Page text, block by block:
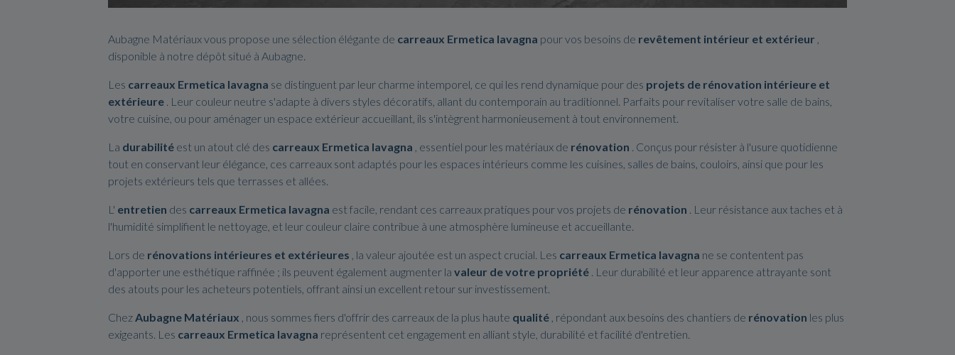
Aubagne Matériaux vous propose une sélection élégante de carreaux Ermetica lavagna pour vos besoins de revêtement intérieur et extérieur
disponible à notre dépôt situé à Aubagne.
Les carreaux Ermetica lavagna se distinguent par leur charme intemporel, ce qui les rend dynamique pour des projets de rénovation intérieure et
extérieure . Leur couleur neutre s'adapte à divers styles décoratifs, allant du contemporain au traditionnel. Parfaits pour revitaliser votre salle de bains,
votre cuisine, ou pour aménager un espace extérieur accueillant, ils s'intègrent harmonieusement à tout environnement.
La durabilité est un atout clé des carreaux Ermetica lavagna , essentiel pour les matériaux de rénovation . Conçus pour résister à l'usure quotidienne
tout en conservant leur élégance, ces carreaux sont adaptés pour les espaces intérieurs comme les cuisines, salles de bains, couloirs, ainsi que pour les
projets extérieurs tels que terrasses et allées.
L' entretien des carreaux Ermetica lavagna est facile, rendant ces carreaux pratiques pour vos projets de rénovation . Leur résistance aux taches et à
l'humidité simplifient le nettoyage, et leur couleur claire contribue à une atmosphère lumineuse et accueillante.
Lors de rénovations intérieures et extérieures , la valeur ajoutée est un aspect crucial. Les carreaux Ermetica lavagna ne se contentent pas
d'apporter une esthétique raffinée ; ils peuvent également augmenter la valeur de votre propriété . Leur durabilité et leur apparence attrayante sont
des atouts pour les acheteurs potentiels, offrant ainsi un excellent retour sur investissement.
ChezAubagne Matériaux , nous sommes fiers d'offrir des carreaux de la plus haute qualité , répondant aux besoins des chantiers de rénovation les plus
exigeants. Les carreaux Ermetica lavagna représentent cet engagement en alliant style, durabilité et facilité d'entretien.